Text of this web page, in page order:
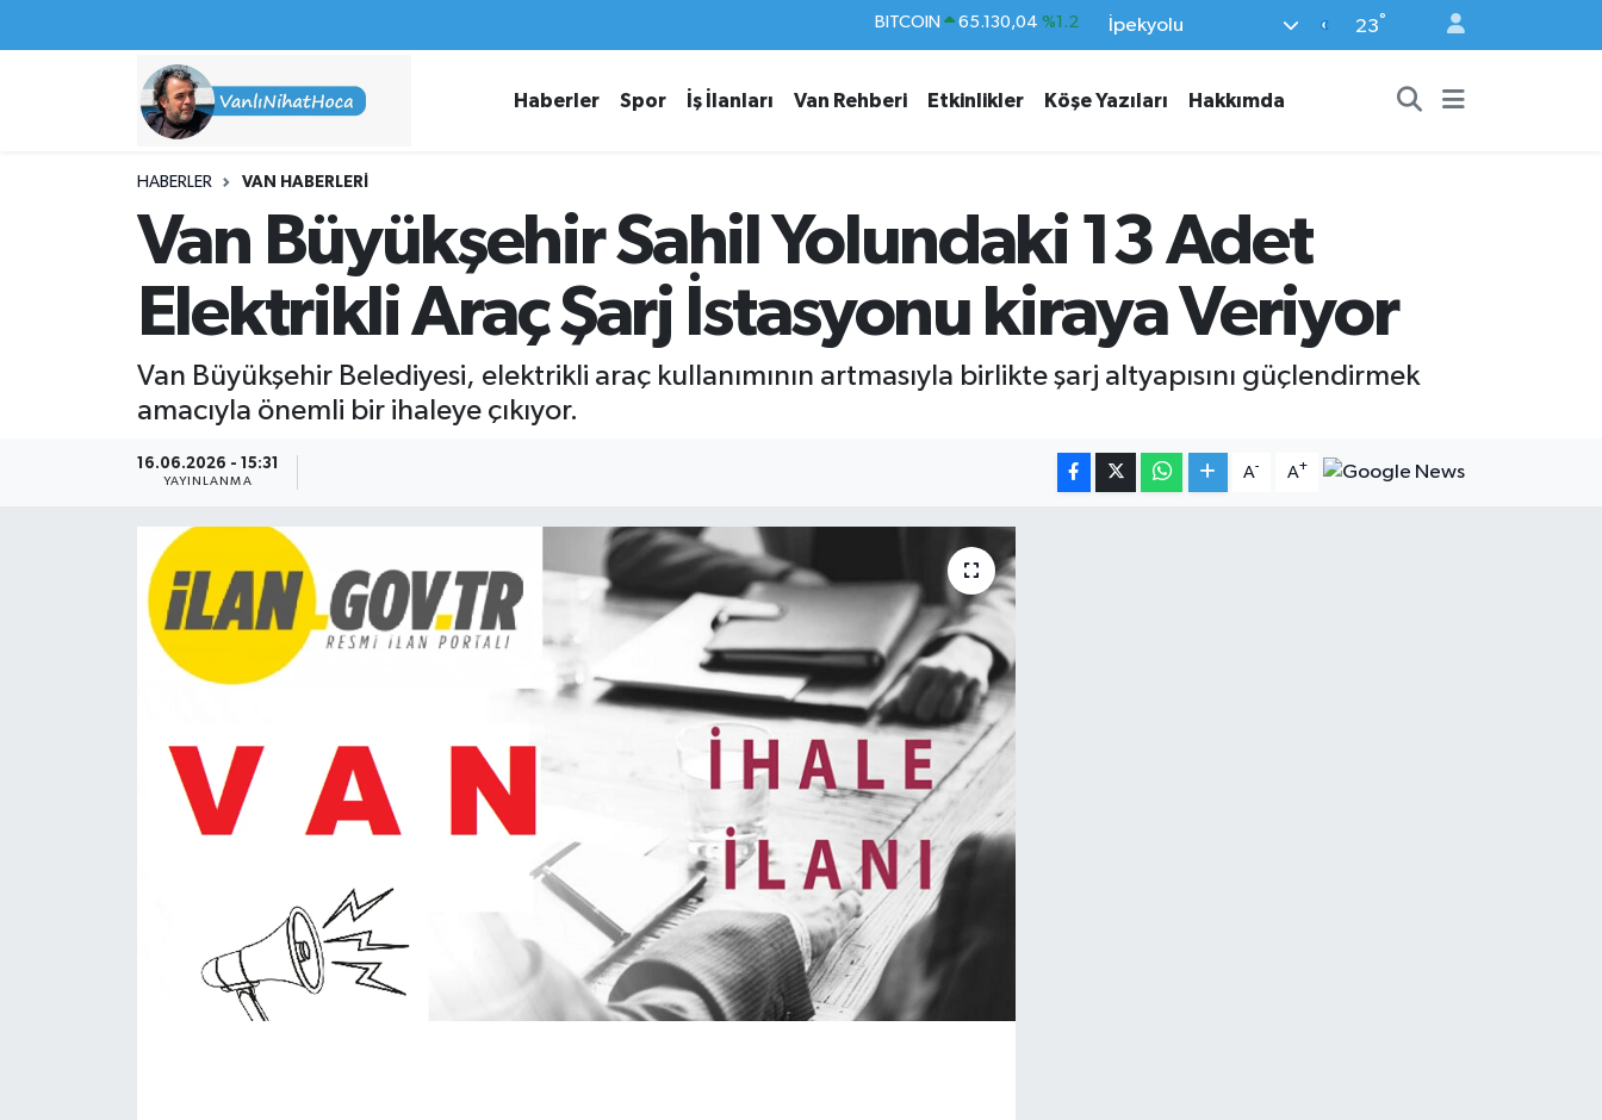
DOLAR 47,7106 %0.17
STERLİN 64,4046 %0.35
BITCOIN 65.130,04 %1.2
İpekyolu 23°
Haberler Spor İş İlanları Van Rehberi Etkinlikler Köşe Yazıları Hakkımda
HABERLER VAN HABERLERI
Van Büyükşehir Sahil Yolundaki 13 Adet
Elektrikli Araç Şarj İstasyonu kiraya Veriyor
Van Büyükşehir Belediyesi, elektrikli araç kullanımının artmasıyla birlikte şarj altyapısını güçlendirmek
amacıyla önemli bir ihaleye çıkıyor.
16.06.2026 - 15:31
YAYINLANMA
A- A+
Haberler
İş İlanları
Etkinlikler
Hakkımda
İpekyolu Nöbetçi Eczaneler
İpekyolu Trafik Yoğunluk Haritası
Süper Lig Puan Durumu ve Fikstür
Tüm Manşetler
Son Dakika Haberleri
Haber Arşivi